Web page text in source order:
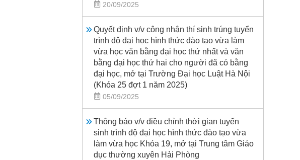
20/09/2025
Quyết định v/v công nhận thí sinh trúng tuyển
trình độ đại học hình thức đào tạo vừa làm
vừa học văn bằng đại học thứ nhất và văn
bằng đại học thứ hai cho người đã có bằng
đại học, mở tại Trường Đại học Luật Hà Nội
(Khóa 25 đợt 1 năm 2025)
05/09/2025
Thông báo v/v điều chỉnh thời gian tuyển
sinh trình độ đại học hình thức đào tạo vừa
làm vừa học Khóa 19, mở tại Trung tâm Giáo
dục thường xuyên Hải Phòng